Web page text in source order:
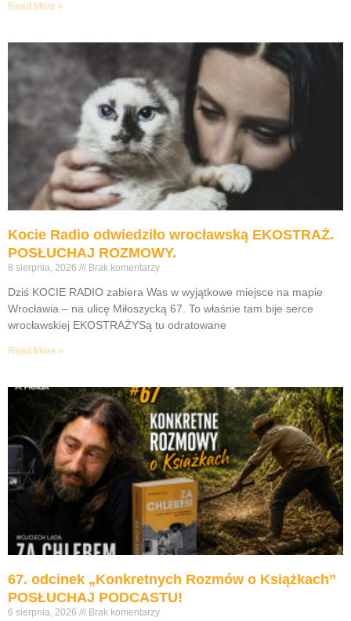
Read More »
Kocie Radio odwiedziło wrocławską EKOSTRAŻ.
POSŁUCHAJ ROZMOWY.
8 sierpnia, 2026 Brak komentarzy
Dziś KOCIE RADIO zabiera Was w wyjątkowe miejsce na mapie
Wrocławia – na ulicę Miłoszycką 67. To właśnie tam bije serce
wrocławskiej EKOSTRAŻYSą tu odratowane
Read More »
67. odcinek „Konkretnych Rozmów o Książkach”
POSŁUCHAJ PODCASTU!
6 sierpnia, 2026 Brak komentarzy